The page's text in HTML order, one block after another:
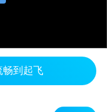
畅到起飞